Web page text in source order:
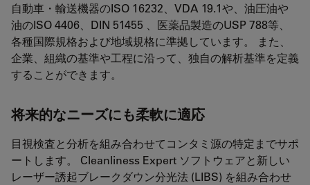
自動車・輸送機器のISO 16232、VDA 19.1や、油圧油や
油のISO 4406、DIN 51455 、医薬品製造のUSP 788等、
各種国際規格および地域規格に準拠しています。 また、
企業、組織の基準や工程に沿って、独自の解析基準を定義
することができます。
将来的なニーズにも柔軟に適応
目視検査と分析を組み合わせてコンタミ源の特定までサポ
ートします。 Cleanliness Expert ソフトウェアと新しい
レーザー誘起ブレークダウン分光法 (LIBS) を組み合わせ